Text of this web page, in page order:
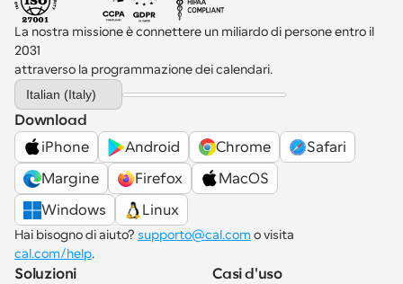
La nostra missione è connettere un miliardo di persone entro il
2031
attraverso la programmazione dei calendari.
Select Language
Italian (Italy)
Download
iPhone
Android Chrome
Safari
Margine
Firefox
MacOS
Windows
Linux
Hai bisogno di aiuto? supporto@cal.com
cal.com/help.
Soluzioni
Casi d'uso